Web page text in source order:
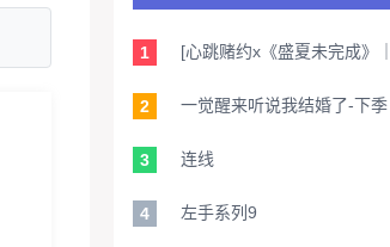
1
2 一觉醒来听说我结婚了-下季
3 连线
4 左手系列9